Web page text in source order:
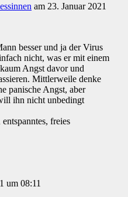
am 23. Januar 2021
besser und ja der Virus
nicht, was er mit einem
Angst davor und
Mittlerweile denke
panische Angst, aber
ihn nicht unbedingt
freies
um 08:11